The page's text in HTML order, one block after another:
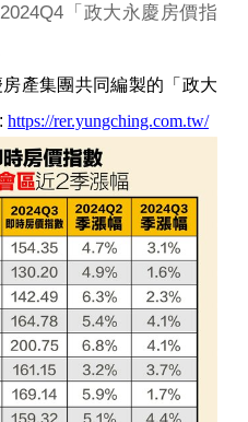
「政大永慶房價指
產集團共同編製的「政大
https://rer.yungching.com.tw/